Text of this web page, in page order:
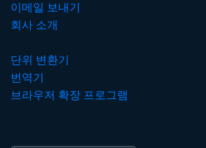
이메일 보내기
회사 소개
단위 변환기
번역기
브라우저 확장 프로그램